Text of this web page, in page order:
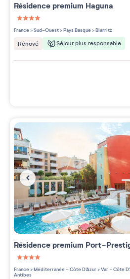
Résidence premium Haguna
4 étoiles sur 5
France>Sud-Ouest>Pays Basque>Biarritz
Rénové Séjour plus responsable
Résidence premium Port-
4 étoiles sur 5
France>Méditerranée - Côte D'Azur>Var - Côte
Antibes